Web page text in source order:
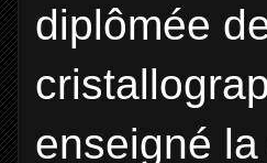
diplômée
enseigné